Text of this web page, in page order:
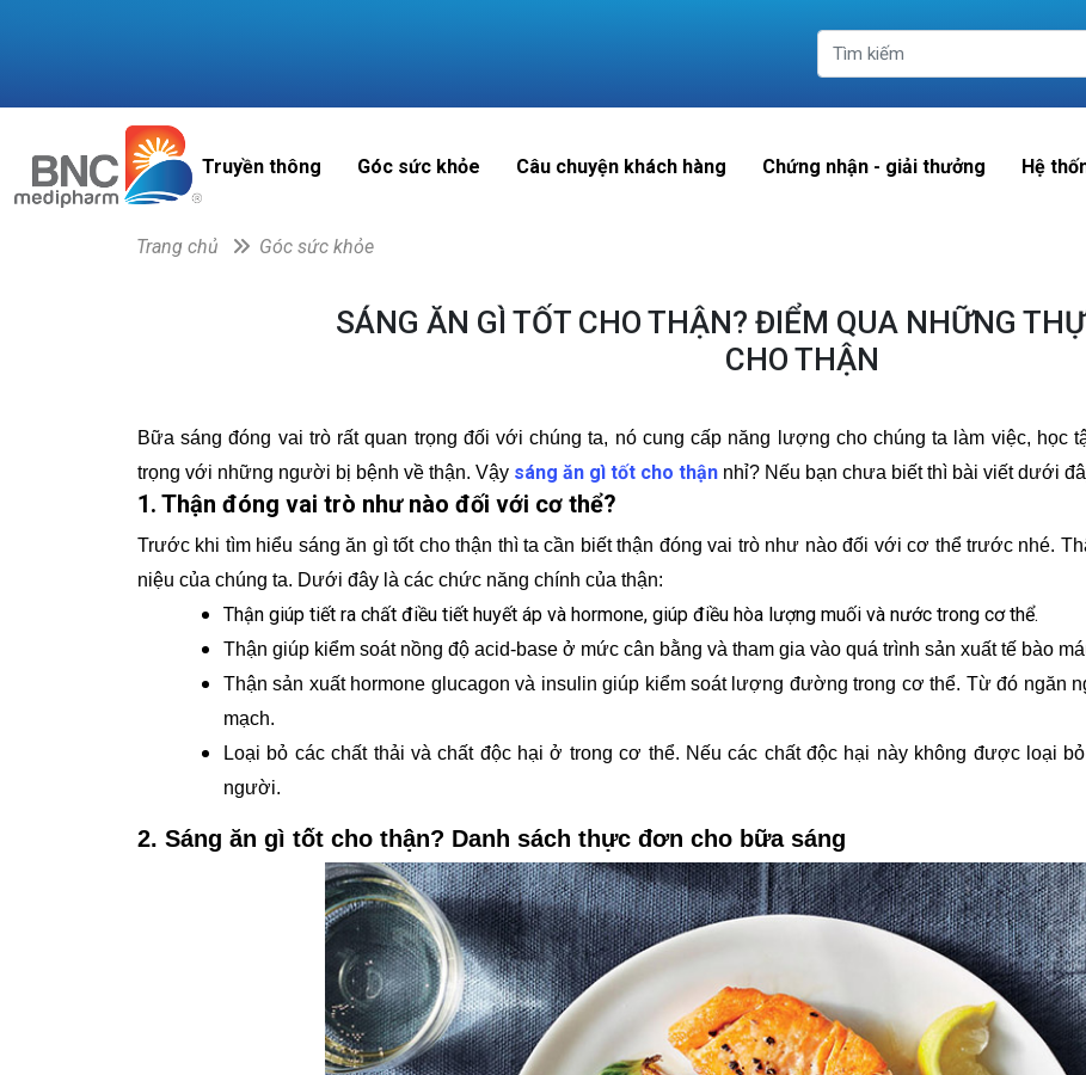
Truyền thông Góc sức khỏe Câu chuyện khách hàng Chứng nhận - giải thưởng Hệ
Trang chủ Góc sức khỏe
SÁNG ĂN GÌ TỐT CHO THẬN? ĐIỂM QUA NHỮNG
CHO THẬN
Bữa sáng đóng vai trò rất quan trọng đối với chúng ta, nó cung cấp năng lượng cho chúng ta làm việc, học
trọng với những người bị bệnh về thận. Vậy sáng ăn gì tốt cho thận nhỉ? Nếu bạn chưa biết thì bài viết dưới
1. Thận đóng vai trò như nào đối với cơ thể?
Trước khi tìm hiểu sáng ăn gì tốt cho thận thì ta cần biết thận đóng vai trò như nào đối với cơ thể trước nhé.
niệu của chúng ta. Dưới đây là các chức năng chính của thận:
Thận giúp tiết ra chất điều tiết huyết áp và hormone, giúp điều hòa lượng muối và nước trong cơ thể.
Thận giúp kiểm soát nồng độ acid-base ở mức cân bằng và tham gia vào quá trình sản xuất tế bào
Thận sản xuất hormone glucagon và insulin giúp kiểm soát lượng đường trong cơ thể. Từ đó ngăn
mạch.
Loại bỏ các chất thải và chất độc hại ở trong cơ thể. Nếu các chất độc hại này không được loại
người.
2. Sáng ăn gì tốt cho thận? Danh sách thực đơn cho bữa sáng